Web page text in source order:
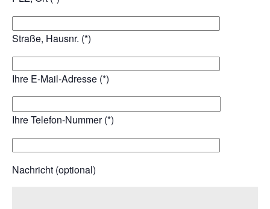
Straße, Hausnr. (*)
Ihre E-Mail-Adresse (*)
Ihre Telefon-Nummer (*)
Nachricht (optional)